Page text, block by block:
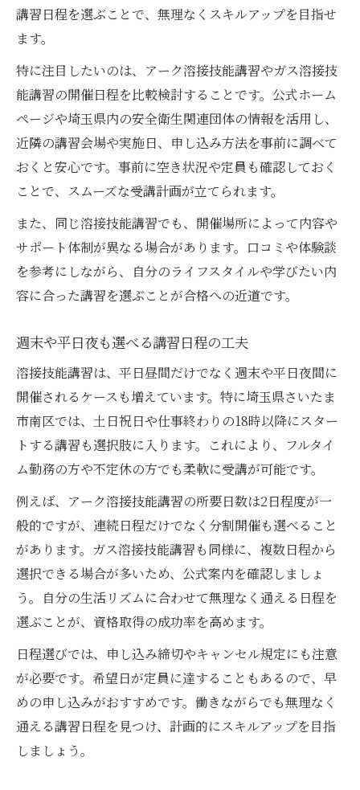
講習日程を選ぶことで、無理なくスキルアップを目指せ
ます。
特に注目したいのは、アーク溶接技能講習やガス溶接技
能講習の開催日程を比較検討することです。公式ホーム
ページや埼玉県内の安全衛生関連団体の情報を活用し、
近隣の講習会場や実施日、申し込み方法を事前に調べて
おくと安心です。事前に空き状況や定員も確認しておく
ことで、スムーズな受講計画が立てられます。
また、同じ溶接技能講習でも、開催場所によって内容や
サポート体制が異なる場合があります。口コミや体験談
を参考にしながら、自分のライフスタイルや学びたい内
容に合った講習を選ぶことが合格への近道です。
週末や平日夜も選べる講習日程の工夫
溶接技能講習は、平日昼間だけでなく週末や平日夜間に
開催されるケースも増えています。特に埼玉県さいたま
市南区では、土日祝日や仕事終わりの18時以降にスター
トする講習も選択肢に入ります。これにより、フルタイ
ム勤務の方や不定休の方でも柔軟に受講が可能です。
例えば、アーク溶接技能講習の所要日数は2日程度が一
般的ですが、連続日程だけでなく分割開催も選べること
があります。ガス溶接技能講習も同様に、複数日程から
選択できる場合が多いため、公式案内を確認しましょ
う。自分の生活リズムに合わせて無理なく通える日程を
選ぶことが、資格取得の成功率を高めます。
日程選びでは、申し込み締切やキャンセル規定にも注意
が必要です。希望日が定員に達することもあるので、早
めの申し込みがおすすめです。働きながらでも無理なく
通える講習日程を見つけ、計画的にスキルアップを目指
しましょう。